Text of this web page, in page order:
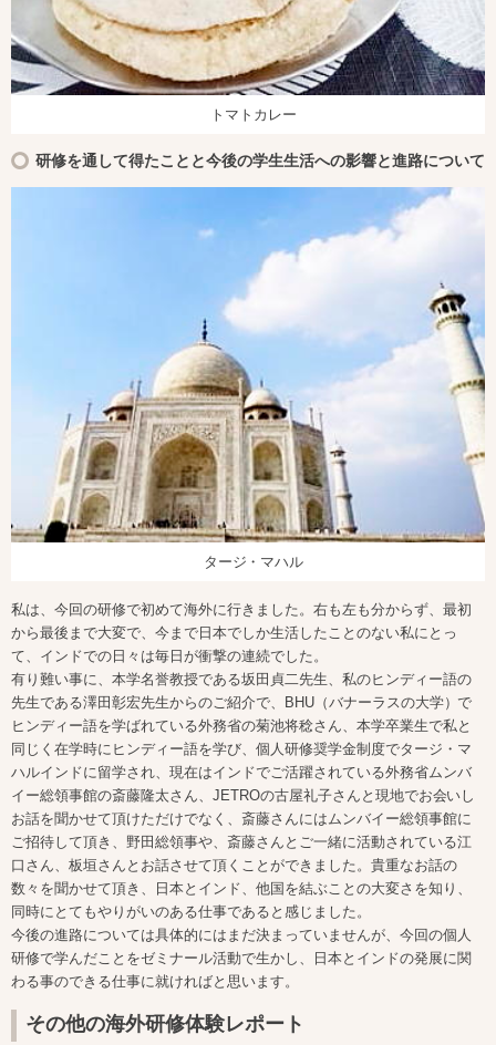
トマトカレー
研修を通して得たことと今後の学生生活への影響と進路について
タージ・マハル
私は、今回の研修で初めて海外に行きました。右も左も分からず、最初
から最後まで大変で、今まで日本でしか生活したことのない私にとっ
て、インドでの日々は毎日が衝撃の連続でした。
有り難い事に、本学名誉教授である坂田貞二先生、私のヒンディー語の
先生である澤田彰宏先生からのご紹介で、BHU（バナーラスの大学）で
ヒンディー語を学ばれている外務省の菊池将稔さん、本学卒業生で私と
同じく在学時にヒンディー語を学び、個人研修奨学金制度でタージ・マ
ハルインドに留学され、現在はインドでご活躍されている外務省ムンバ
イー総領事館の斎藤隆太さん、JETROの古屋礼子さんと現地でお会いし
お話を聞かせて頂けただけでなく、斎藤さんにはムンバイー総領事館に
ご招待して頂き、野田総領事や、斎藤さんとご一緒に活動されている江
口さん、板垣さんとお話させて頂くことができました。貴重なお話の
数々を聞かせて頂き、日本とインド、他国を結ぶことの大変さを知り、
同時にとてもやりがいのある仕事であると感じました。
今後の進路については具体的にはまだ決まっていませんが、今回の個人
研修で学んだことをゼミナール活動で生かし、日本とインドの発展に関
わる事のできる仕事に就ければと思います。
その他の海外研修体験レポート